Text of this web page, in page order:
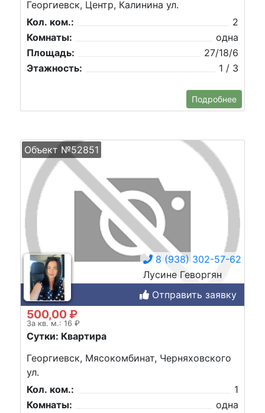
Георгиевск, Центр, Калинина ул.
Кол. ком.:
2
Комнаты:
одна
Площадь:
27/18/6
Этажность:
1 / 3
Подробнее
Объект №52851
8 (938) 302-57-62
Лусине Геворгян
Отправить заявку
500,00 ₽
За кв. м.: 16 ₽
Сутки: Квартира
Георгиевск, Мясокомбинат, Черняховского
ул.
Кол. ком.:
1
Комнаты:
одна